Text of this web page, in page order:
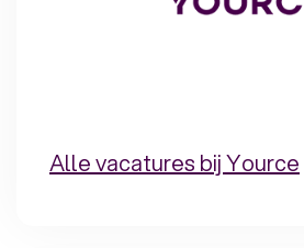
Alle vacatures bij Yource